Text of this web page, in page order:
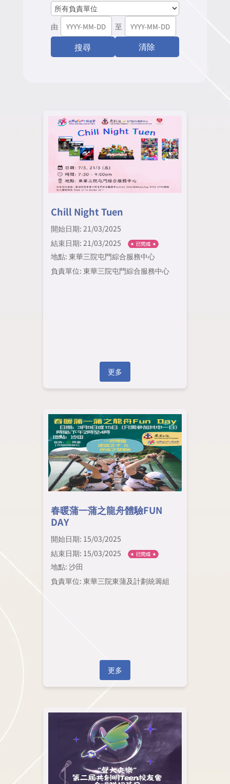
由 至
搜尋 清除
Chill Night Tuen
開始日期: 21/03/2025
結束日期: 21/03/2025
地點: 東華三院屯門綜合服務中心
負責單位: 東華三院屯門綜合服務中心
更多
春暖蒲一蒲之龍舟體驗FUN
DAY
開始日期: 15/03/2025
結束日期: 15/03/2025
地點: 沙田
負責單位: 東華三院東蒲及計劃統籌組
更多